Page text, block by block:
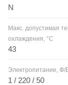
N
Макс. допустимая
охлаждения, °С
43
Электропитание, Ф/
1 / 220 / 50